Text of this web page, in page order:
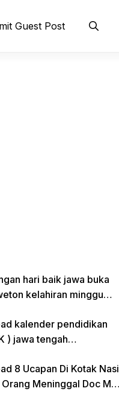
Guest Post
hari baik jawa buka
kelahiran minggu
kalender pendidikan
) jawa tengah
8 Ucapan Di Kotak Nasi
Meninggal Doc Ms.